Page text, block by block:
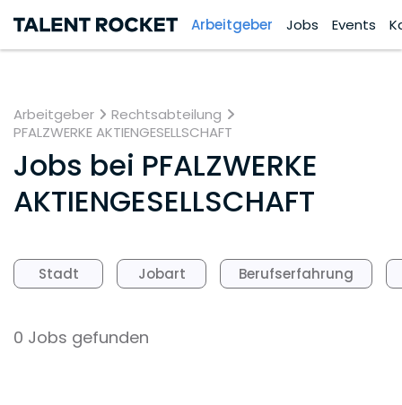
Arbeitgeber Jobs Events
Arbeitgeber
Rechtsabteilung
PFALZWERKE AKTIENGESELLSCHAFT
Jobs bei PFALZWERKE
AKTIENGESELLSCHAFT
Stadt Jobart Berufserfahrung
0 Jobs gefunden